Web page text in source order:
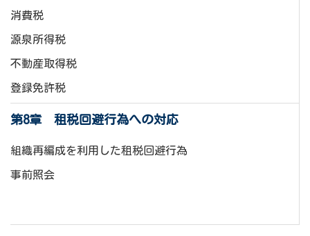
消費税
源泉所得税
不動産取得税
登録免許税
第8章 租税回避行為への対応
組織再編成を利用した租税回避行為
事前照会